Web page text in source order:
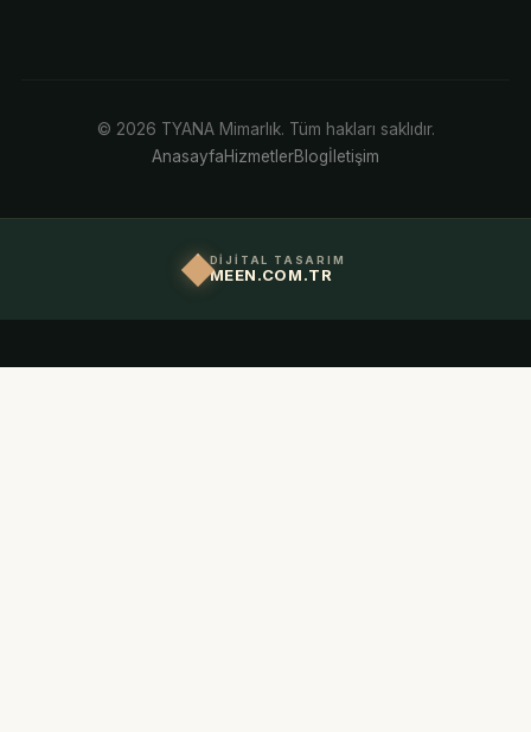
© 2026 TYANA Mimarlık. Tüm hakları saklıdır.
AnasayfaHizmetlerBlogİletişim
DİJİTAL TASARIM
MEEN.COM.TR